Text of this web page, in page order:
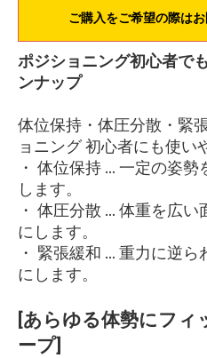
ご購入をご希望の際はお
ポジショニング初心者で
ンナップ
体位保持・体圧分散・緊
ョニング 初心者にも使い
・ 体位保持 … 一定の姿
します。
・ 体圧分散 … 体重を広
にします。
・ 緊張緩和 … 重力に逆
にします。
[あらゆる体勢にフィ
ープ]